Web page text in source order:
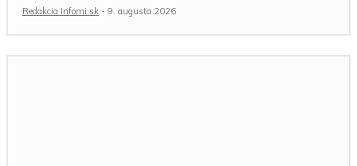
Redakcia Infomi.sk - 9. augusta 2026